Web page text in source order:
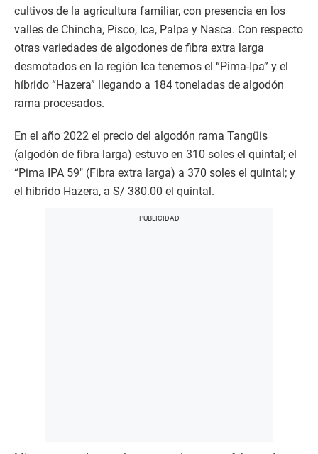
cultivos de la agricultura familiar, con presencia en los
valles de Chincha, Pisco, Ica, Palpa y Nasca. Con respecto
otras variedades de algodones de fibra extra larga
desmotados en la región Ica tenemos el “Pima-Ipa” y el
híbrido “Hazera” llegando a 184 toneladas de algodón
rama procesados.
En el año 2022 el precio del algodón rama Tangüis
(algodón de fibra larga) estuvo en 310 soles el quintal; el
“Pima IPA 59″ (Fibra extra larga) a 370 soles el quintal; y
el hibrido Hazera, a S/ 380.00 el quintal.